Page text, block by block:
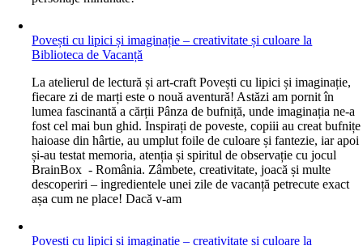
Povești cu lipici și imaginație – creativitate și culoare la
Biblioteca de Vacanță
La atelierul de lectură și art-craft Povești cu lipici și imaginație,
fiecare zi de marți este o nouă aventură! Astăzi am pornit în
lumea fascinantă a cărții Pânza de bufniță, unde imaginația ne-a
fost cel mai bun ghid. Inspirați de poveste, copiii au creat bufnițe
haioase din hârtie, au umplut foile de culoare și fantezie, iar apoi
și-au testat memoria, atenția și spiritul de observație cu jocul
BrainBox - România. Zâmbete, creativitate, joacă și multe
descoperiri – ingredientele unei zile de vacanță petrecute exact
așa cum ne place! Dacă v-am
Povești cu lipici și imaginație – creativitate și culoare la